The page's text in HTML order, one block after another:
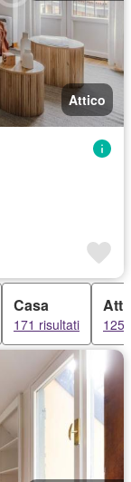
Attico
Casa
171 risultati 125